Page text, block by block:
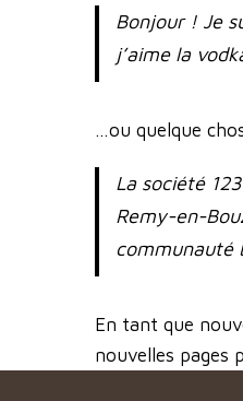
Bonjour ! Je
j’aime la
…ou quelque
La société
Remy-en-
communauté
En tant que
nouvelles pages